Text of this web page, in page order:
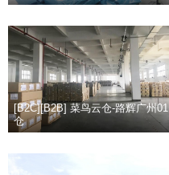
[B2C][B2B] 菜鸟云仓-路辉广州01
仓